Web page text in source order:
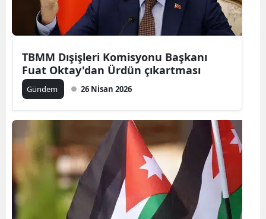
Yozgat
Karaman
Kırıkkale
Batman
Şırnak
Bartın
TBMM Dışişleri Komisyonu Başkanı
Fuat Oktay'dan Ürdün çıkartması
Gündem 26 Nisan 2026